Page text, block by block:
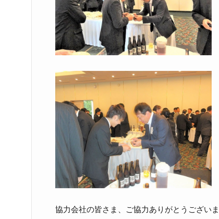
協力会社の皆さま、ご協力ありがとうござい